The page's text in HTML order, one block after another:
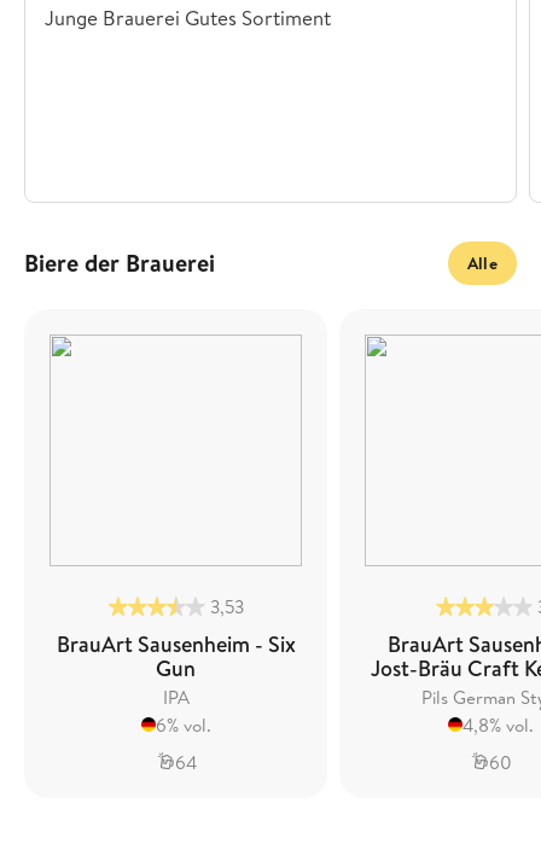
Junge Brauerei Gutes Sortiment
Biere der Brauerei Alle
3,53
BrauArt Sausenheim - Six
Gun
IPA
6% vol.
64
BrauArt
Jost-Bräu Craft
Pils German
4,8% vol.
60